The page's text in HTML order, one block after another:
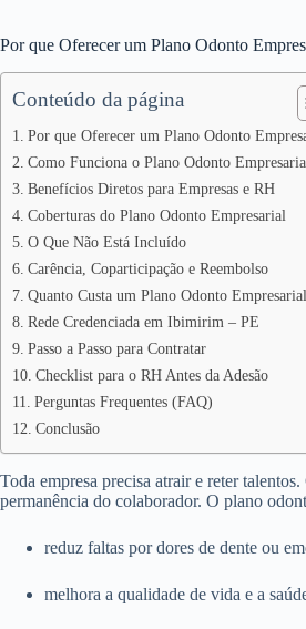
Por que Oferecer um Plano Odonto
Conteúdo da página
Por que Oferecer um Plano Odonto
Como Funciona o Plano Odonto
Benefícios Diretos para Empresas e RH
Coberturas do Plano Odonto Empresarial
O Que Não Está Incluído
Carência, Coparticipação e Reembolso
Quanto Custa um Plano Odonto Empresarial
Rede Credenciada em Ibimirim – PE
Passo a Passo para Contratar
Checklist para o RH Antes da Adesão
Perguntas Frequentes (FAQ)
Conclusão
Toda empresa precisa atrair e reter
permanência do colaborador. O plano
reduz faltas por dores de dente ou
melhora a qualidade de vida e a